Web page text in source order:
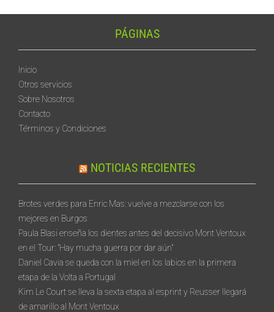
PÁGINAS
Inicio
Otros servicios
Sobre Nosotros
Contacto
Términos y Condiciones
NOTICIAS RECIENTES
Brotes verdes para Enric Mas: vuelve a mezclarse con los
mejores en Burgos
Paula Blasi enseña los dientes antes del decisivo Mont Ventoux
en el Tour: "Hay mucha guerra por dar aún"
Daniel Cavia se queda con la miel en los labios en la primera
etapa de la Volta a Portugal
Kim Le Court se lleva la sexta etapa al esprint y Reusser llegará
de amarillo al Mont Ventoux